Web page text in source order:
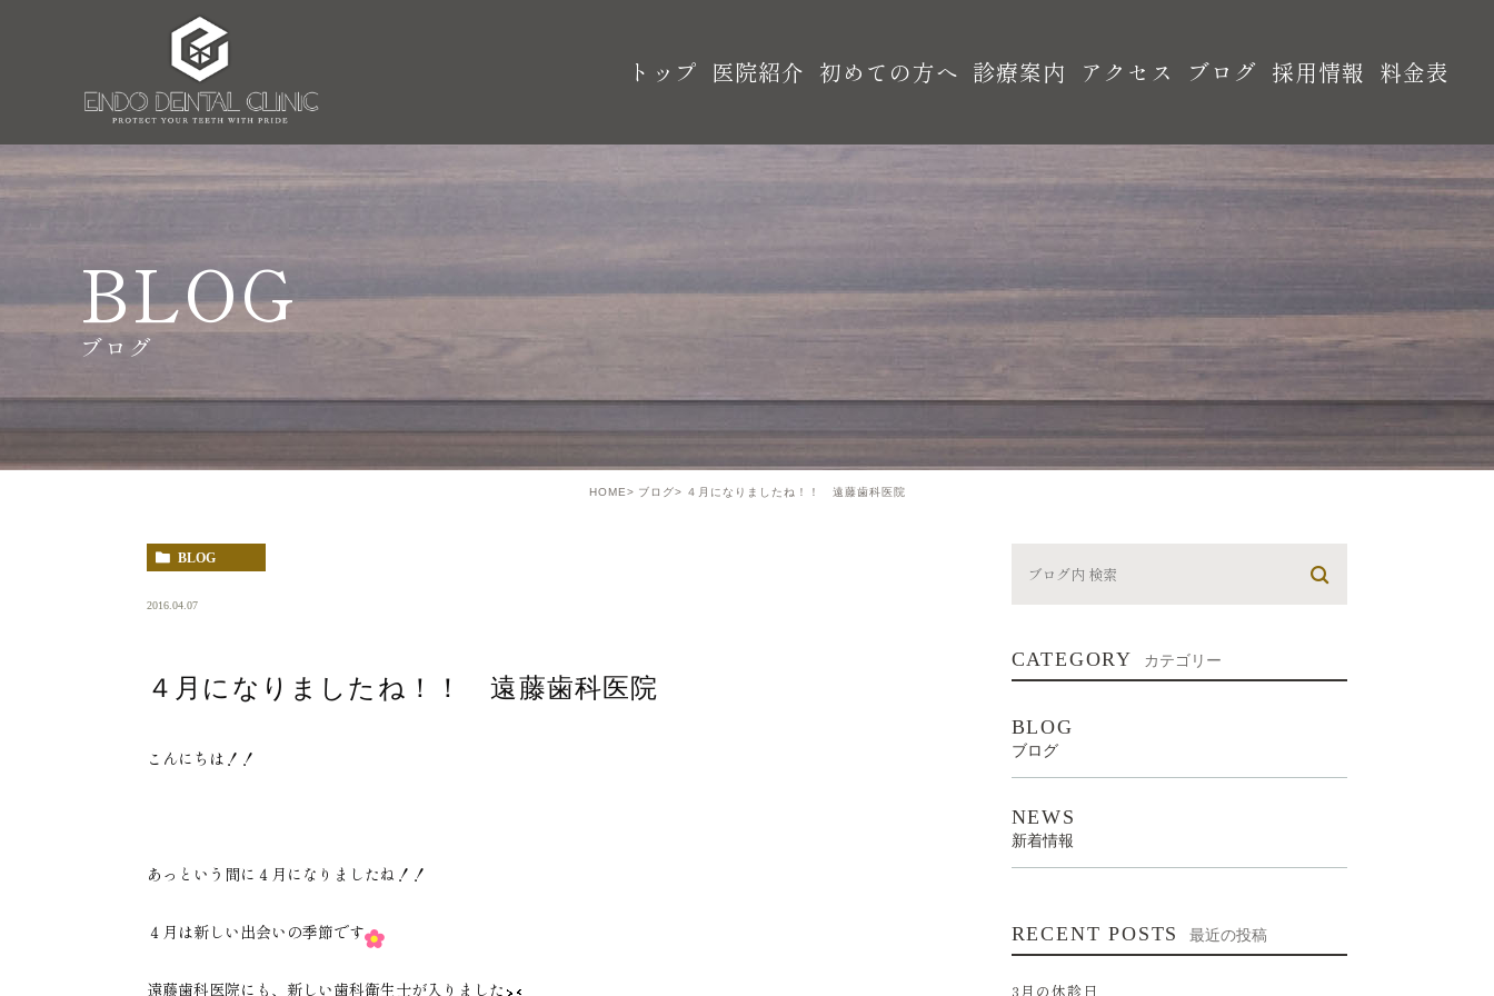
トップ 医院紹介 初めての方へ 診療案内 アクセス ブログ 採用情報 料金表
BLOG
ブログ
HOME ブログ ４月になりましたね！！ 遠藤歯科医院
BLOG
2016.04.07
４月になりましたね！！ 遠藤歯科医院
こんにちは！！
あっという間に４月になりましたね！！
４月は新しい出会いの季節です
遠藤歯科医院にも、新しい歯科衛生士が入りました
CATEGORY カテゴリー
BLOG
ブログ
NEWS
新着情報
RECENT POSTS 最近の投稿
3月の休診日